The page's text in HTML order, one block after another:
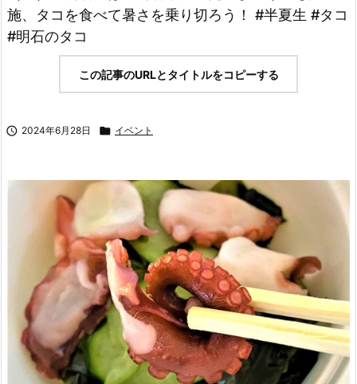
施、タコを食べて暑さを乗り切ろう！ #半夏生 #タコ
#明石のタコ
この記事のURLとタイトルをコピーする
 2024年6月28日  イベント